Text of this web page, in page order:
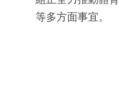
等多方面事宜。